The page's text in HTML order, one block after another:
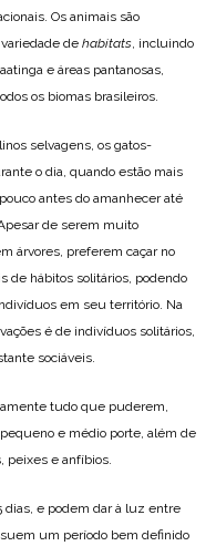
Os animais são
de habitats, incluindo
e áreas pantanosas,
os biomas brasileiros.
selvagens, os gatos-
o dia, quando estão mais
antes do amanhecer até
de serem muito
árvores, preferem caçar no
de hábitos solitários, podendo
em seu território. Na
é de indivíduos solitários,
sociáveis.
tudo que puderem,
e médio porte, além de
peixes e anfíbios.
dias, e podem dar à luz entre
um período bem definido